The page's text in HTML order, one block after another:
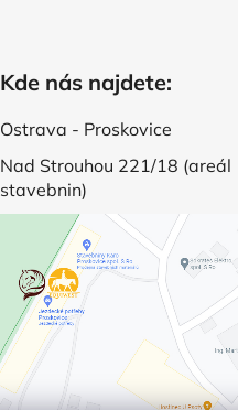
Kde nás najdete:
Ostrava - Proskovice
Nad Strouhou 221/18 (areál
stavebnin)